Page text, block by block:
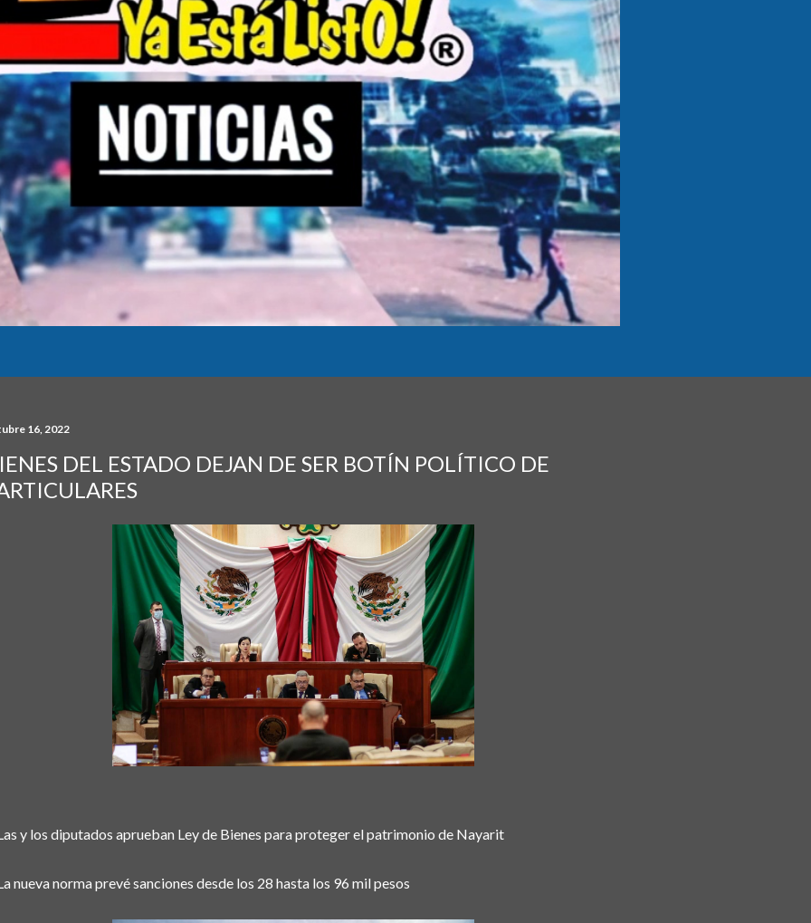
16, 2022
DEL ESTADO DEJAN DE SER BOTÍN POLÍTICO DE
y los diputados aprueban Ley de Bienes para proteger el patrimonio de Nayarit
nueva norma prevé sanciones desde los 28 hasta los 96 mil pesos